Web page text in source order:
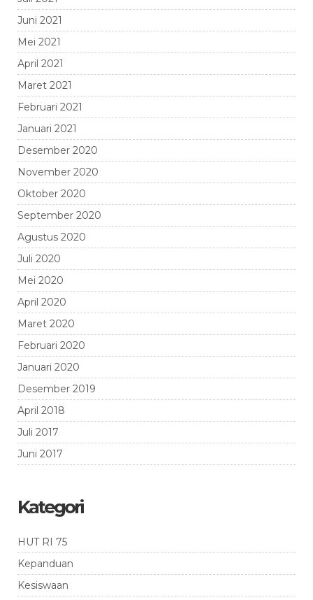
Juni 2021
Mei 2021
April 2021
Maret 2021
Februari 2021
Januari 2021
Desember 2020
November 2020
Oktober 2020
September 2020
Agustus 2020
Juli 2020
Mei 2020
April 2020
Maret 2020
Februari 2020
Januari 2020
Desember 2019
April 2018
Juli 2017
Juni 2017
Kategori
HUT RI 75
Kepanduan
Kesiswaan